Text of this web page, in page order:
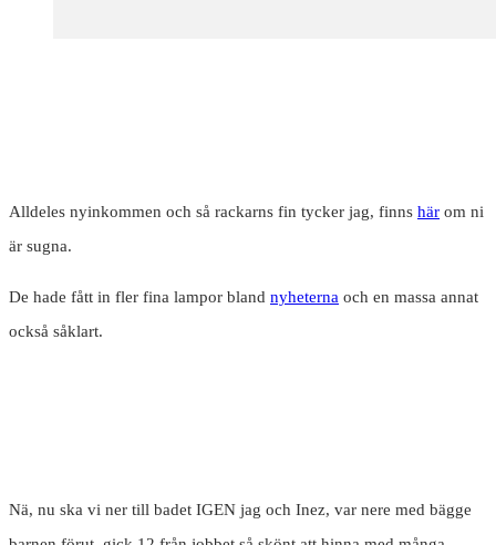
Alldeles nyinkommen och så rackarns fin tycker jag, finns här om ni
är sugna.
De hade fått in fler fina lampor bland nyheterna och en massa annat
också såklart.
Nä, nu ska vi ner till badet IGEN jag och Inez, var nere med bägge